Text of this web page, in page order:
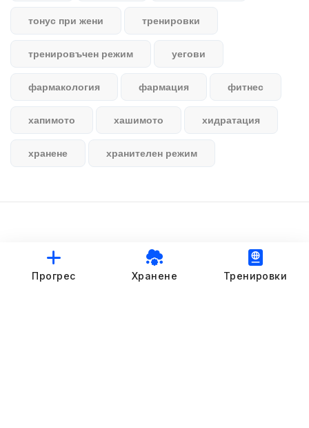
тонус при жени тренировки
тренировъчен режим уегови
фармакология фармация фитнес
хапимото хашимото хидратация
хранене хранителен режим
© StankovFit Progress App | 2025
Прогрес Хранене Тренировки